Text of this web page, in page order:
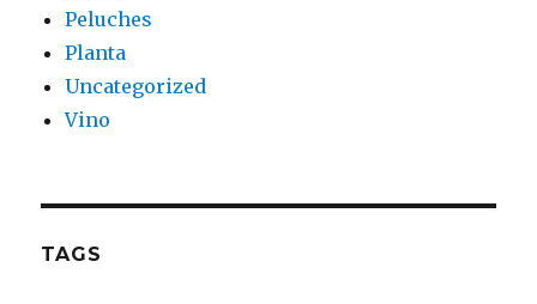
Peluches
Planta
Uncategorized
Vino
TAGS